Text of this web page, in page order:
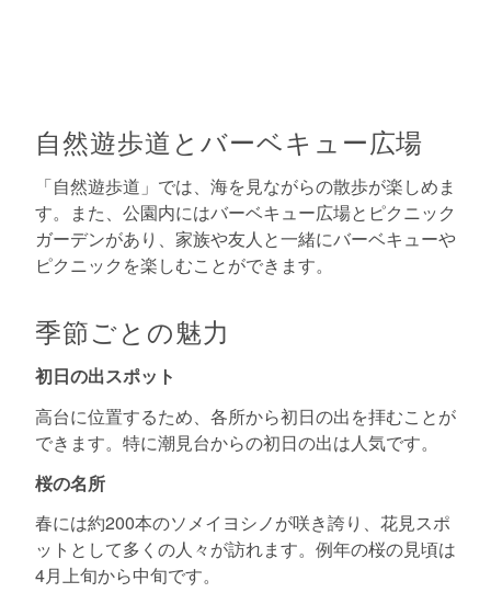
自然遊歩道とバーベキュー広場
「自然遊歩道」では、海を見ながらの散歩が楽しめま
す。また、公園内にはバーベキュー広場とピクニック
ガーデンがあり、家族や友人と一緒にバーベキューや
ピクニックを楽しむことができます。
季節ごとの魅力
初日の出スポット
高台に位置するため、各所から初日の出を拝むことが
できます。特に潮見台からの初日の出は人気です。
桜の名所
春には約200本のソメイヨシノが咲き誇り、花見スポ
ットとして多くの人々が訪れます。例年の桜の見頃は
4月上旬から中旬です。